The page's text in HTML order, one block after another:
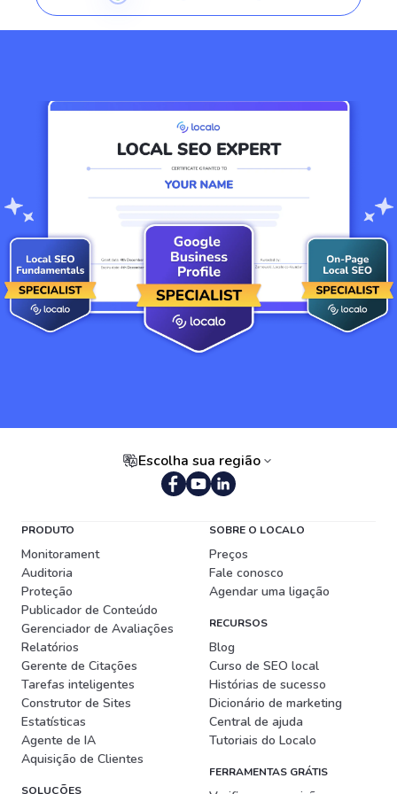
Escolha sua região
PRODUTO
Monitorament
Auditoria
Proteção
Publicador de Conteúdo
Gerenciador de Avaliações
Relatórios
Gerente de Citações
Tarefas inteligentes
Construtor de Sites
Estatísticas
Agente de IA
Aquisição de Clientes
SOLUÇÕES
SOBRE O LOCALO
Preços
Fale conosco
Agendar uma ligação
RECURSOS
Blog
Curso de SEO local
Histórias de sucesso
Dicionário de marketing
Central de ajuda
Tutoriais do Localo
FERRAMENTAS GRÁTIS